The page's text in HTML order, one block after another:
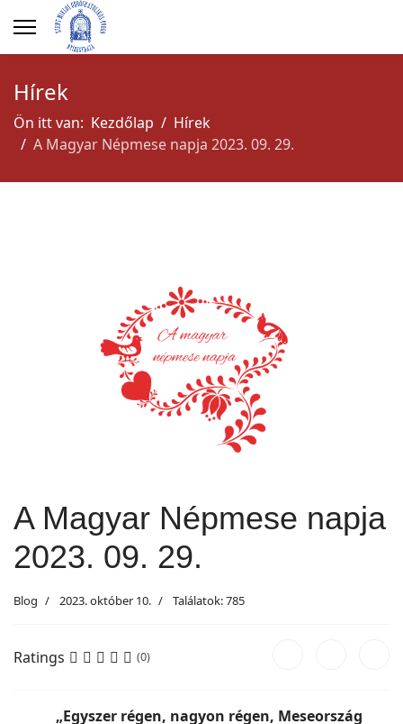
Hírek
Ön itt van: Kezdőlap
Hírek
A Magyar Népmese napja 2023. 09. 29.
A Magyar Népmese napja
2023. 09. 29.
Blog 2023. október 10. Találatok: 785
Ratings (0)
„Egyszer régen, nagyon régen, Meseország